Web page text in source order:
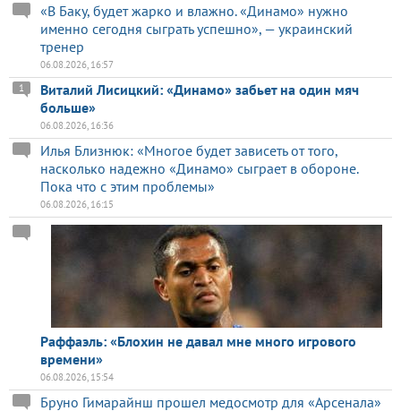
«В Баку, будет жарко и влажно. «Динамо» нужно
именно сегодня сыграть успешно», — украинский
тренер
06.08.2026, 16:57
Виталий Лисицкий: «Динамо» забьет на один мяч
больше»
1
06.08.2026, 16:36
Илья Близнюк: «Многое будет зависеть от того,
насколько надежно «Динамо» сыграет в обороне.
Пока что с этим проблемы»
06.08.2026, 16:15
Раффаэль: «Блохин не давал мне много игрового
времени»
06.08.2026, 15:54
Бруно Гимарайнш прошел медосмотр для «Арсенала»